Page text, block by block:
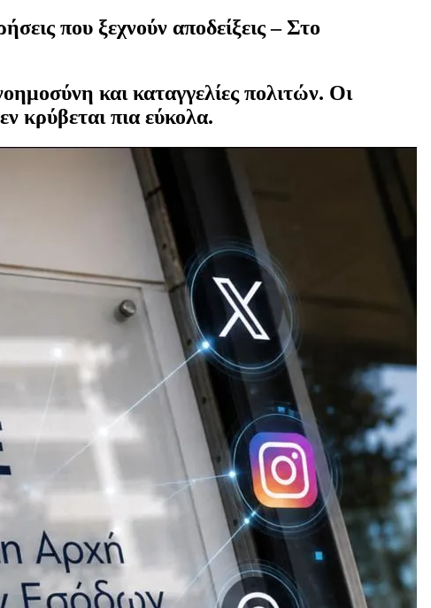
που ξεχνούν αποδείξεις – Στο
και καταγγελίες πολιτών. Οι
κρύβεται πια εύκολα.